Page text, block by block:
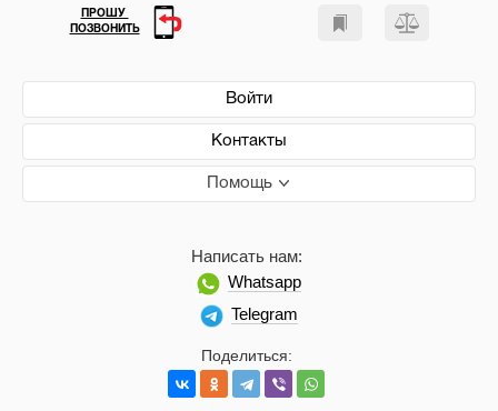
Войти
Контакты
Помощь
Поделиться:
Написать нам:
Whatsapp
Telegram
ПРОШУ
ПОЗВОНИТЬ